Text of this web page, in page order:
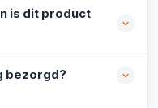
is dit product
bezorgd?